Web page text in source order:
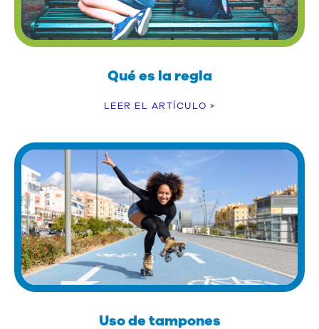
Qué es la regla
LEER EL ARTÍCULO >
Uso de tampones